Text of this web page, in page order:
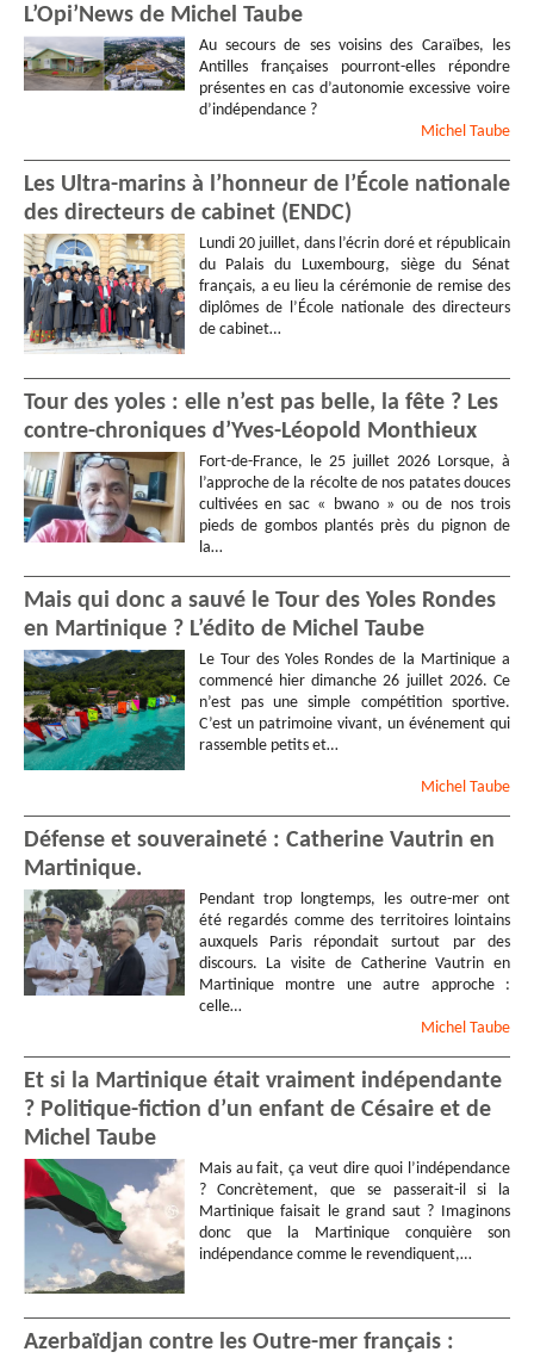
L’Opi’News de Michel Taube
Au secours de ses voisins des Caraïbes, les
Antilles françaises pourront-elles répondre
présentes en cas d’autonomie excessive voire
d’indépendance ?
Michel Taube
Les Ultra-marins à l’honneur de l’École nationale
des directeurs de cabinet (ENDC)
Lundi 20 juillet, dans l’écrin doré et républicain
du Palais du Luxembourg, siège du Sénat
français, a eu lieu la cérémonie de remise des
diplômes de l’École nationale des directeurs
de cabinet…
Tour des yoles : elle n’est pas belle, la fête ? Les
contre-chroniques d’Yves-Léopold Monthieux
Fort-de-France, le 25 juillet 2026 Lorsque, à
l’approche de la récolte de nos patates douces
cultivées en sac « bwano » ou de nos trois
pieds de gombos plantés près du pignon de
la…
Mais qui donc a sauvé le Tour des Yoles Rondes
en Martinique ? L’édito de Michel Taube
Le Tour des Yoles Rondes de la Martinique a
commencé hier dimanche 26 juillet 2026. Ce
n’est pas une simple compétition sportive.
C’est un patrimoine vivant, un événement qui
rassemble petits et…
Michel Taube
Défense et souveraineté : Catherine Vautrin en
Martinique.
Pendant trop longtemps, les outre-mer ont
été regardés comme des territoires lointains
auxquels Paris répondait surtout par des
discours. La visite de Catherine Vautrin en
Martinique montre une autre approche :
celle…
Michel Taube
Et si la Martinique était vraiment indépendante
? Politique-fiction d’un enfant de Césaire et de
Michel Taube
Mais au fait, ça veut dire quoi l’indépendance
? Concrètement, que se passerait-il si la
Martinique faisait le grand saut ? Imaginons
donc que la Martinique conquière son
indépendance comme le revendiquent,…
Azerbaïdjan contre les Outre-mer français :